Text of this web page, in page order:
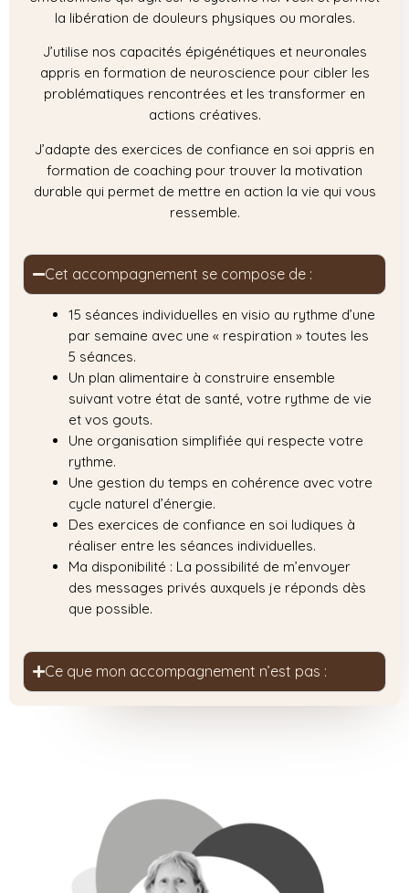
la libération de douleurs physiques ou morales.
J’utilise nos capacités épigénétiques et neuronales
appris en formation de neuroscience pour cibler les
problématiques rencontrées et les transformer en
actions créatives.
J’adapte des exercices de confiance en soi appris en
formation de coaching pour trouver la motivation
durable qui permet de mettre en action la vie qui vous
ressemble.
Cet accompagnement se compose de :
15 séances individuelles en visio au rythme d’une
par semaine avec une « respiration » toutes les
5 séances.
Un plan alimentaire à construire ensemble
suivant votre état de santé, votre rythme de vie
et vos gouts.
Une organisation simplifiée qui respecte votre
rythme.
Une gestion du temps en cohérence avec votre
cycle naturel d’énergie.
Des exercices de confiance en soi ludiques à
réaliser entre les séances individuelles.
Ma disponibilité : La possibilité de m’envoyer
des messages privés auxquels je réponds dès
que possible.
Ce que mon accompagnement n’est pas :